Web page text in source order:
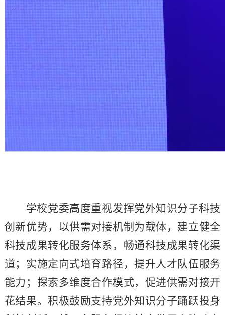
学校党委高度重视发挥党外知识分子科技
创新优势，以供需对接机制为载体，建立健全
科技成果转化服务体系，畅通科技成果转化渠
道；实施定向式培育路径，提升人才队伍服务
能力；探索多维度合作模式，促进供需对接开
花结果。积极鼓励支持党外知识分子踊跃投身